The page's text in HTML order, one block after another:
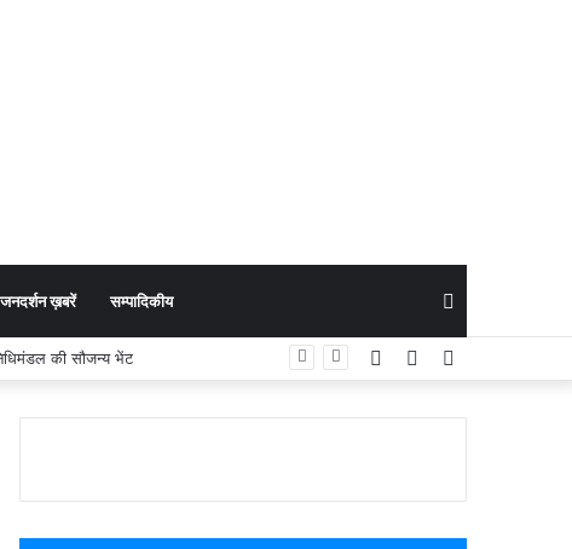
जनदर्शन ख़बरें सम्पादिकीय
टूरिज्म बोर्ड की प्रभावी सहभागिता YouTube
Facebook